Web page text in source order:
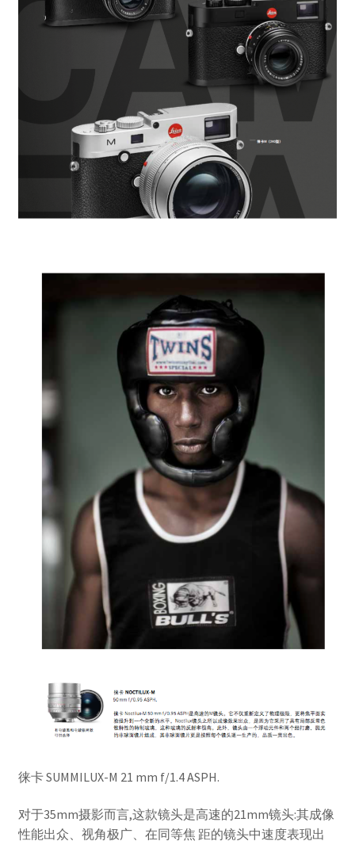
徕卡 SUMMILUX-M 21 mm f/1.4 ASPH.
对于35mm摄影而言,这款镜头是高速的21mm镜头:其成像
性能出众、视角极广、在同等焦 距的镜头中速度表现出